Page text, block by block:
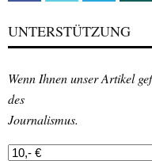
UNTERSTÜTZUNG
Wenn Ihnen unser Artikel
des
Journalismus.